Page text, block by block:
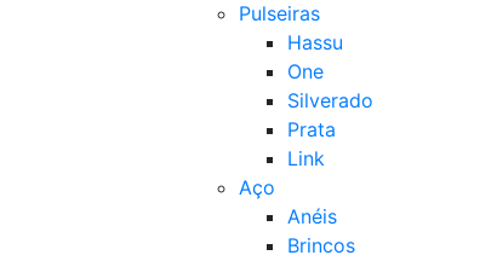
Pulseiras
Hassu
One
Silverado
Prata
Link
Aço
Anéis
Brincos